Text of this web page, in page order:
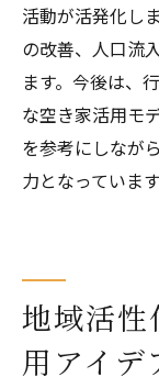
活動が活発化し
の改善、人口流
ます。今後は、
な空き家活用モ
を参考にしなが
力となっています
地域活性
用アイデ